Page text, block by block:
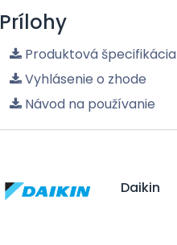
Prílohy
Produktová špecifikácia
Vyhlásenie o zhode
Návod na používanie
Daikin